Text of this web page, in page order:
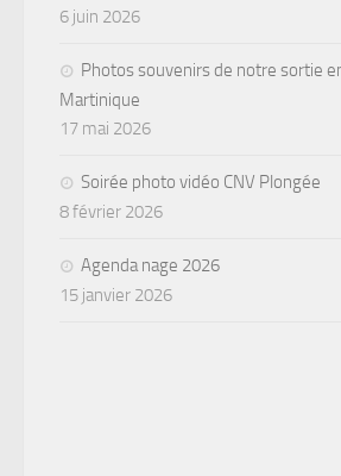
6 juin 2026
Photos souvenirs de notre sortie
Martinique
17 mai 2026
Soirée photo vidéo CNV Plongée
8 février 2026
Agenda nage 2026
15 janvier 2026